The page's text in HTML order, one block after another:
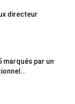
directeur
marqués par un